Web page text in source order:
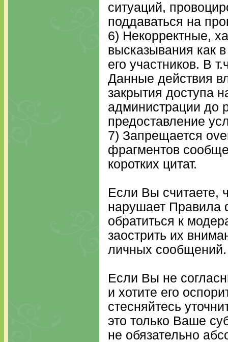
ситуаций,
поддаваться на
6) Некорректные,
высказывания как
его участников. В
Данные действия
закрытия доступа
администрации до
предоставление
7) Запрещается
фрагментов
коротких цитат.
Если Вы считаете,
нарушает Правила
обратиться к
заострить их
личных
Если Вы не
и хотите его
стесняйтесь
это только Ваше
не обязательно